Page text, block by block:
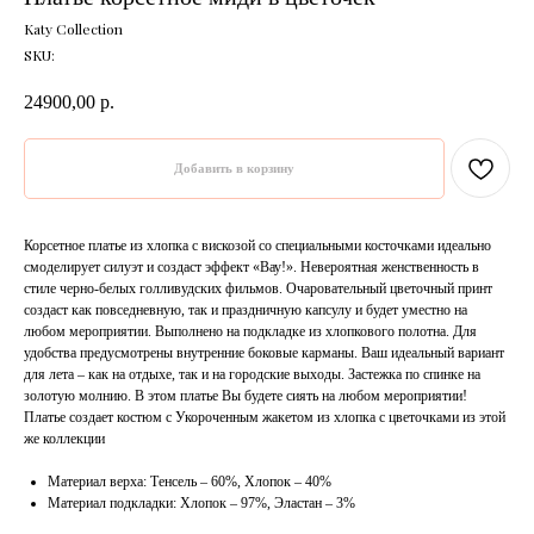
Katy Collection
SKU:
24900,00 р.
Добавить в корзину
Корсетное платье из хлопка с вискозой со специальными косточками идеально
смоделирует силуэт и создаст эффект «Вау!». Невероятная женственность в
стиле черно-белых голливудских фильмов. Очаровательный цветочный принт
создаст как повседневную, так и праздничную капсулу и будет уместно на
любом мероприятии. Выполнено на подкладке из хлопкового полотна. Для
удобства предусмотрены внутренние боковые карманы. Ваш идеальный вариант
для лета – как на отдыхе, так и на городские выходы. Застежка по спинке на
золотую молнию. В этом платье Вы будете сиять на любом мероприятии!
Платье создает костюм с Укороченным жакетом из хлопка с цветочками из этой
же коллекции
Материал верха: Тенсель – 60%, Хлопок – 40%
Материал подкладки: Хлопок – 97%, Эластан – 3%